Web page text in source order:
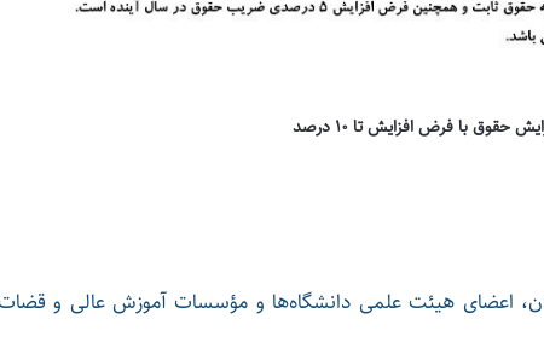
اعضای هیئت علمی دانشگاه‌ها و مؤسسات آموزش عالی و